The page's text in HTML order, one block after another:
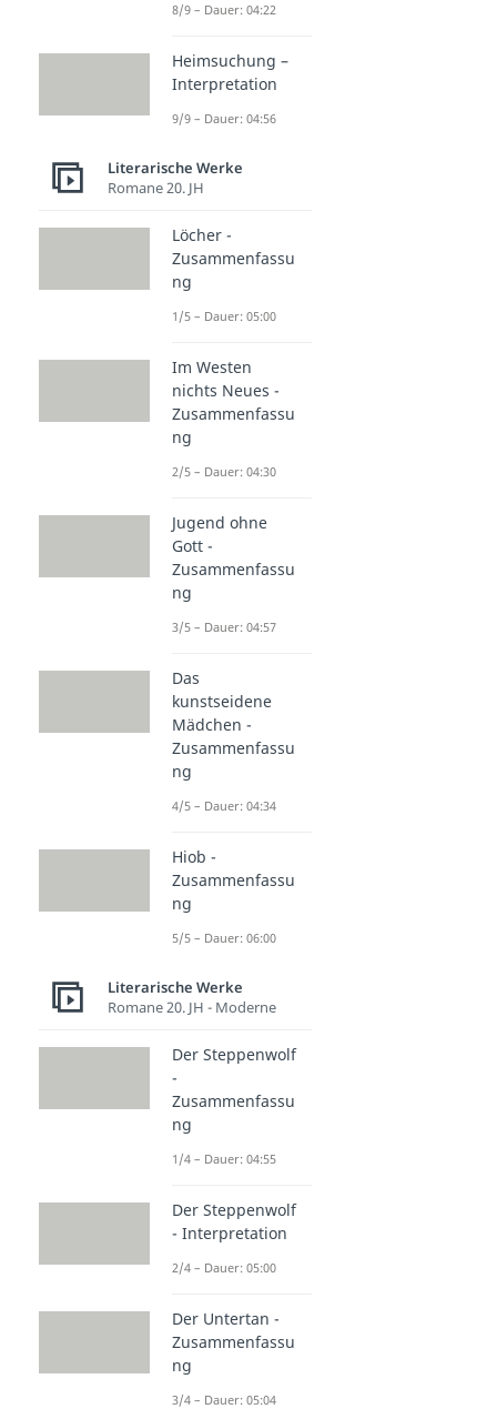
8/9 – Dauer: 04:22
Heimsuchung –
Interpretation
9/9 – Dauer: 04:56
Literarische Werke
Romane 20. JH
Löcher -
Zusammenfassu
ng
1/5 – Dauer: 05:00
Im Westen
nichts Neues -
Zusammenfassu
ng
2/5 – Dauer: 04:30
Jugend ohne
Gott -
Zusammenfassu
ng
3/5 – Dauer: 04:57
Das
kunstseidene
Mädchen -
Zusammenfassu
ng
4/5 – Dauer: 04:34
Hiob -
Zusammenfassu
ng
5/5 – Dauer: 06:00
Literarische Werke
Romane 20. JH - Moderne
Der Steppenwolf
-
Zusammenfassu
ng
1/4 – Dauer: 04:55
Der Steppenwolf
- Interpretation
2/4 – Dauer: 05:00
Der Untertan -
Zusammenfassu
ng
3/4 – Dauer: 05:04